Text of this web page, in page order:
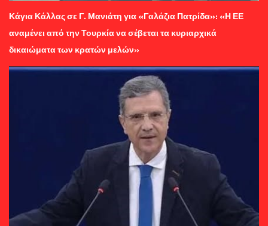
Κάγια Κάλλας σε Γ. Μανιάτη για «Γαλάζια Πατρίδα»: «Η ΕΕ
αναμένει από την Τουρκία να σέβεται τα κυριαρχικά
δικαιώματα των κρατών μελών»